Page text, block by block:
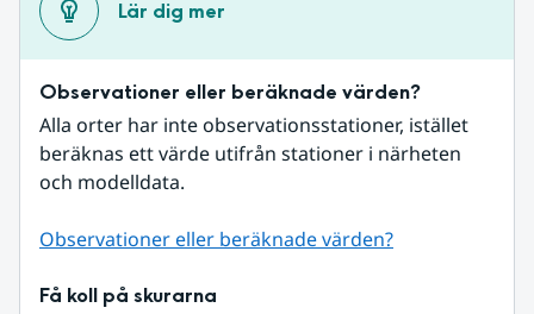
Lär dig mer
Observationer eller beräknade värden?
Alla orter har inte observationsstationer, istället
beräknas ett värde utifrån stationer i närheten
och modelldata.
Observationer eller beräknade värden?
Få koll på skurarna